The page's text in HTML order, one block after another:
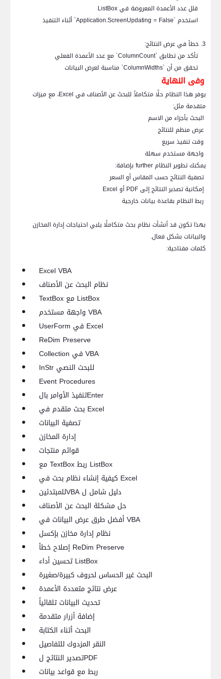
قلل عدد الأعمدة المعروضة فيListBox
استخدم `Application.ScreenUpdating = False` أثناء التنفيذ
3. خطأ في عرض النتائج:
تأكد من تطابق `ColumnCount` مع عدد الأعمدة الفعلي
تحقق من أن `ColumnWidths` مناسبة لعرض البيانات
وفى النهاية
يوفر هذا النظام حلًا متكاملاً للبحث عن الأصناف في Excel، مع ميزات
متقدمة مثل:
البحث بأجزاء من الاسم
عرض منظم للنتائج
وقت تنفيذ سريع
واجهة مستخدم سهلة
يمكنك تطوير النظامfurther بإضافة:
تصفية النتائج حسب المقاس أو السعر
إمكانية تصدير النتائج إلىPDF أو Excel
ربط النظام بقاعدة بيانات خارجية
بهذا تكون قد أنشأت نظام بحث متكاملًا يلبي احتياجات إدارة المخازن
والبيانات بشكل فعال.
كلمات مفتاحية:
Excel VBA
نظام البحث عن الأصناف
TextBox مع ListBox
واجهة مستخدم VBA
UserForm في Excel
ReDim Preserve
Collection في VBA
InStr للبحث النصي
Event Procedures
تنفيذ الأوامر بالEnter
بحث متقدم في Excel
تصفية البيانات
إدارة المخازن
قوائم منتجات
ربطTextBox مع
ListBox
كيفية إنشاء نظام بحث في Excel
دليل شامل لVBAللمبتدئين
حل مشكلة البحث عن الأصناف
أفضل طرق عرض البيانات فيVBA
نظام إدارة مخازن بإكسل
إصلاح خطأ ReDim Preserve
تحسين أداء ListBox
البحث غير الحساس لحروف كبيرة/صغيرة
عرض نتائج متعددة الأعمدة
تحديث البيانات تلقائياً
إضافة أزرار متقدمة
البحث أثناء الكتابة
النقر المزدوك للتفاصيل
تصدير النتائج لPDF
ربط مع قواعد بيانات